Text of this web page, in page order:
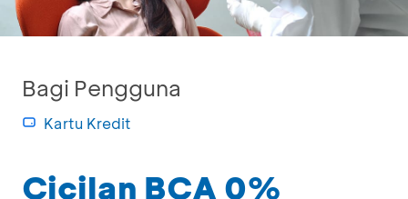
Bagi Pengguna
Kartu Kredit
Cicilan BCA 0%